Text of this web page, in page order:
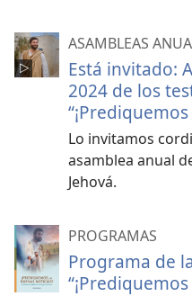
ASAMBLEAS
Está invitado:
2024 de los
Lo invitamos
asamblea anual
Jehová.
PROGRAMAS
Programa de